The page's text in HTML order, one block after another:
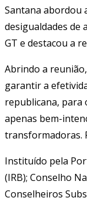
Santana abordou
desigualdades de
GT e destacou a
Abrindo a
garantir a
republicana, para
apenas bem-
transformadoras.
Instituído pela
(IRB); Conselho
Conselheiros